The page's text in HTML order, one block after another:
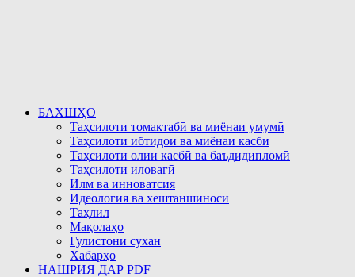
БАХШҲО
Таҳсилоти томактабӣ ва миёнаи умумӣ
Таҳсилоти ибтидоӣ ва миёнаи касбӣ
Таҳсилоти олии касбӣ ва баъдидипломӣ
Таҳсилоти иловагӣ
Илм ва инноватсия
Идеология ва хештаншиносӣ
Таҳлил
Мақолаҳо
Гулистони сухан
Хабарҳо
НАШРИЯ ДАР PDF